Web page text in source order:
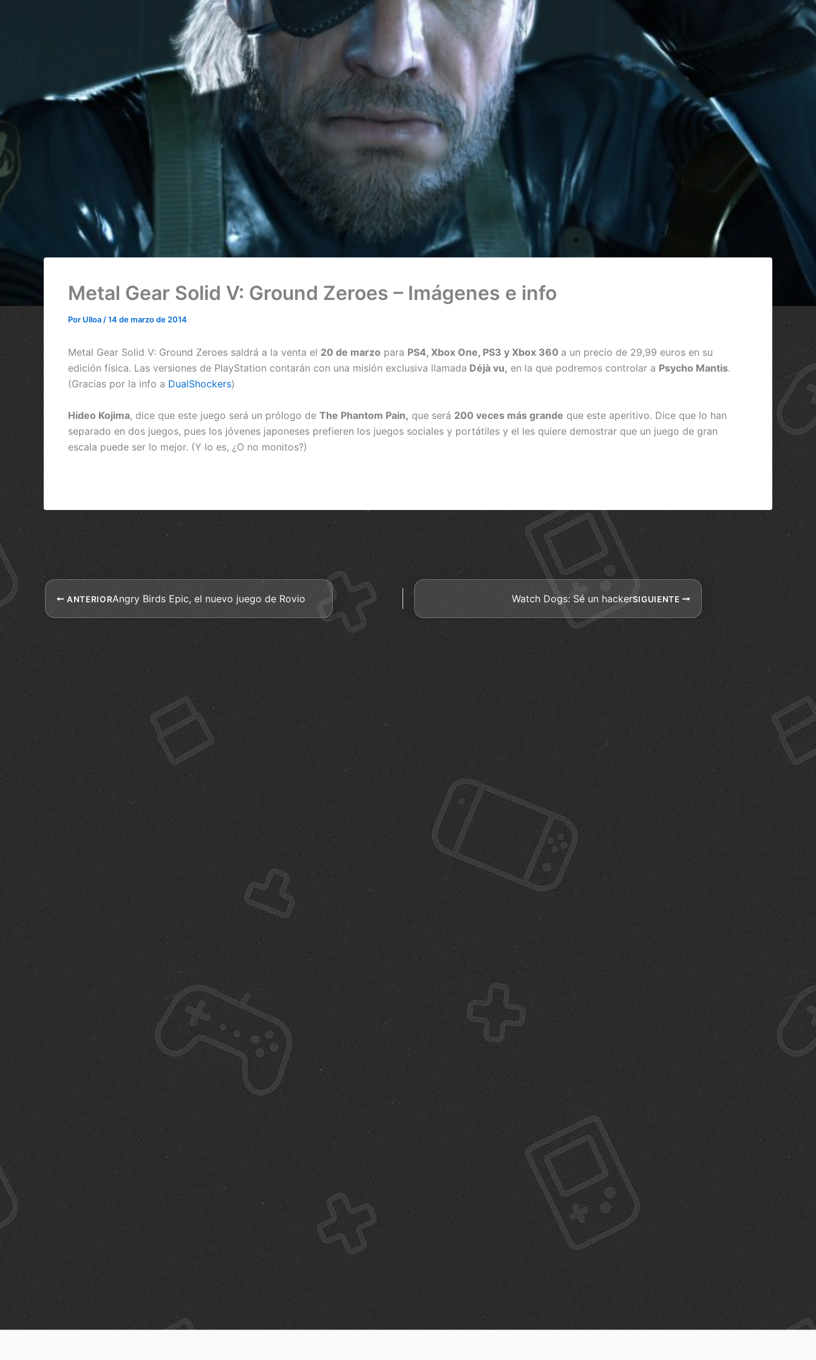
Metal Gear Solid V: Ground Zeroes – Imágenes e info
Por Ulloa /14 de marzo de 2014
Metal Gear Solid V: Ground Zeroes saldrá a la venta el 20 de marzo para PS4, Xbox One, PS3 y Xbox 360 a un precio de 29,99 euros en su
edición física. Las versiones de PlayStation contarán con una misión exclusiva llamada Déjà vu, en la que podremos controlar a Psycho Mantis.
(Gracias por la info a DualShockers)
Hideo Kojima, dice que este juego será un prólogo de The Phantom Pain, que será 200 veces más grande que este aperitivo. Dice que lo han
separado en dos juegos, pues los jóvenes japoneses prefieren los juegos sociales y portátiles y el les quiere demostrar que un juego de gran
escala puede ser lo mejor. (Y lo es, ¿O no monitos?)
ANTERIORAngry Birds Epic, el nuevo juego de Rovio SIGUIENTE
Watch Dogs: Sé un hacker